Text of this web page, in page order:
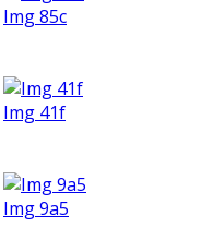
Img 85c
Img 41f
Img 9a5